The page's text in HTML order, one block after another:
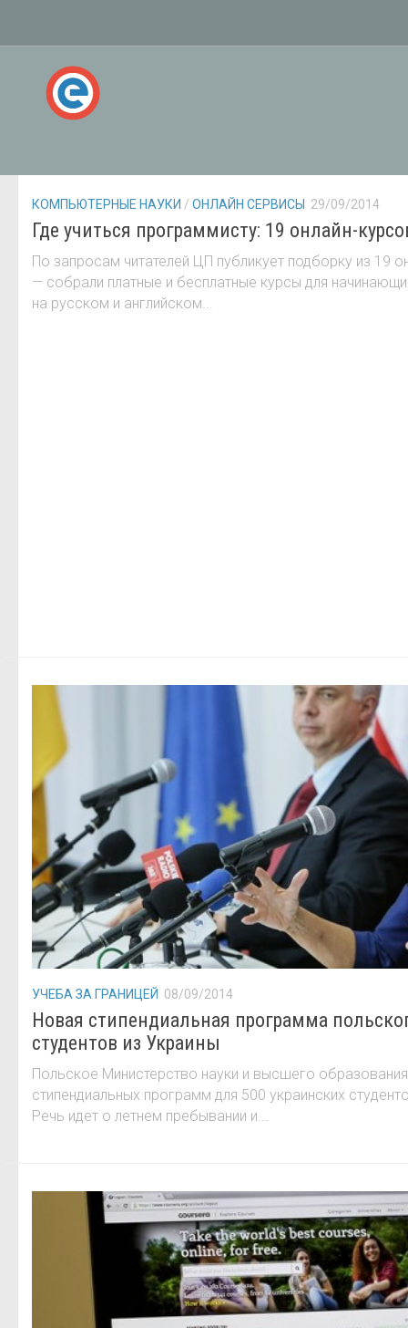
КОМПЬЮТЕРНЫЕ НАУКИ / ОНЛАЙН СЕРВИСЫ 29/09/2014
Где учиться программисту: 19 онлайн-
По запросам читателей ЦП публикует подборку из 19
— собрали платные и бесплатные курсы для
на русском и английском...
УЧЕБА ЗА ГРАНИЦЕЙ 08/09/2014
Новая стипендиальная программа
студентов из Украины
Польское Министерство науки и высшего
стипендиальных программ для 500 украинских
Речь идет о летнем пребывании и...